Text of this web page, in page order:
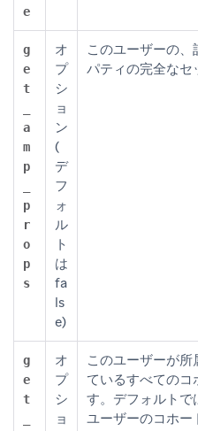
e
g
e
t
a
m
p
p
r
o
p
s
オ
プ
シ
ョ
ン
(
デ
フ
ォ
ル
ト
は
fa
ls
e)
このユーザーの
パティの完全なセ
g
e
t
オ
プ
シ
ョ
このユーザーが
ているすべてのコ
す。デフォルトで
ユーザーのコホー